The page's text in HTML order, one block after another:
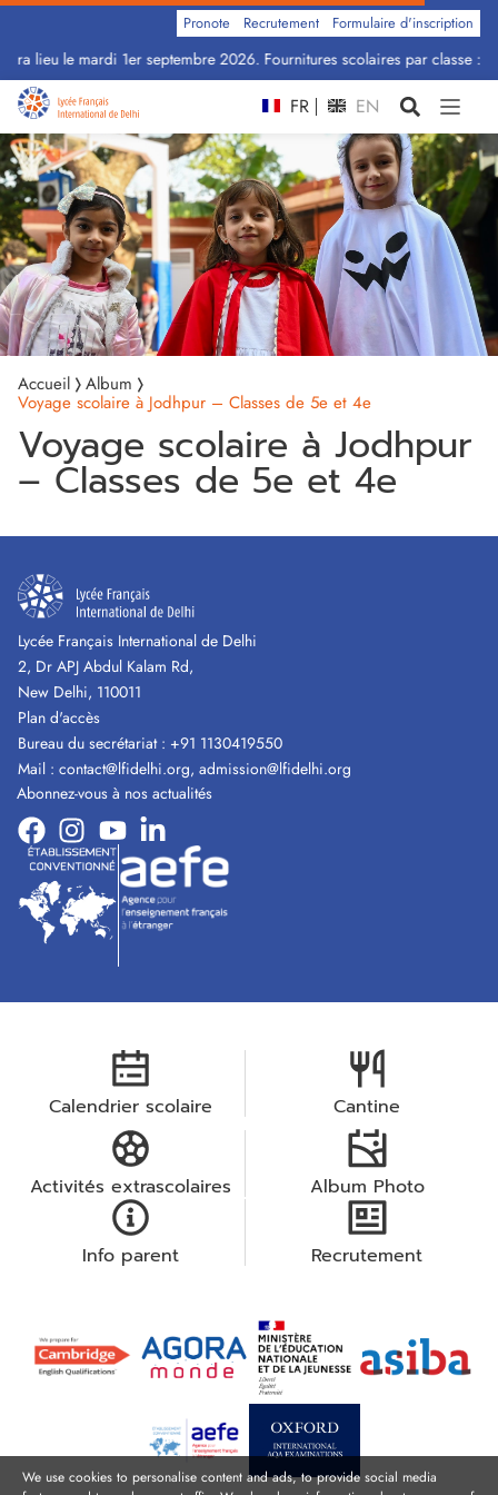
lieu le mardi 1er septembre 2026. Fournitures scolaires par classe :
Pronote Recrutement Formulaire d'inscription
FR EN
Accueil Album
Voyage scolaire à Jodhpur – Classes de 5e et 4e
Voyage scolaire à Jodhpur
– Classes de 5e et 4e
Lycée Français International de Delhi
2, Dr APJ Abdul Kalam Rd,
New Delhi, 110011
Plan d'accès
Bureau du secrétariat : +91 1130419550
Mail : contact@lfidelhi.org, admission@lfidelhi.org
Abonnez-vous à nos actualités
Calendrier scolaire Cantine
Activités extrascolaires Album Photo
Info parent Recrutement
We use cookies to personalise content and ads, to provide social media